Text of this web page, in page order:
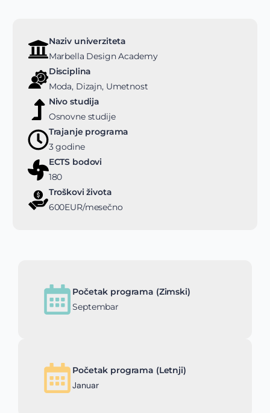
Naziv univerziteta
Marbella Design Academy
Disciplina
Moda, Dizajn, Umetnost
Nivo studija
Osnovne studije
Trajanje programa
3 godine
ECTS bodovi
180
Troškovi života
600EUR/mesečno
Početak programa (Zimski)
Septembar
Početak programa (Letnji)
Januar